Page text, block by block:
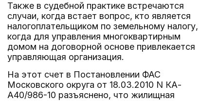
Также в судебной практике встречаются
случаи, когда встает вопрос, кто является
налогоплательщиком по земельному налогу,
когда для управления многоквартирным
домом на договорной основе привлекается
управляющая организация.
На этот счет в Постановлении ФАС
Московского округа от 18.03.2010 N КА-
А40/986-10 разъяснено, что жилищная